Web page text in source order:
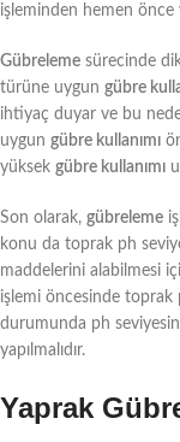
işleminden hemen önce
Gübreleme sürecinde
türüne uygun gübre
ihtiyaç duyar ve bu
uygun gübre kullanımı
yüksek gübre kullanımı
Son olarak, gübreleme
konu da toprak ph
maddelerini alabilmesi
işlemi öncesinde toprak
durumunda ph
yapılmalıdır.
Yaprak